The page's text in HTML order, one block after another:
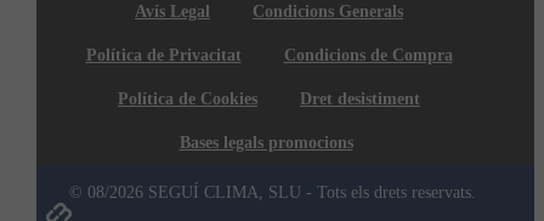
Avís Legal Condicions Generals
Política de Privacitat Condicions de Compra
Política de Cookies Dret desistiment
Bases legals promocions
© 08/2026 SEGUÍ CLIMA, SLU - Tots els drets reservats.